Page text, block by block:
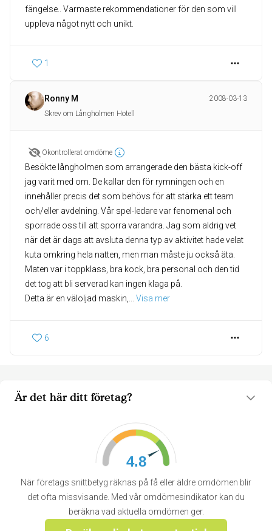
Är det här ditt företag?
4.8
När företags snittbetyg räknas på få eller äldre omdömen blir
det ofta missvisande. Med vår omdömesindikator kan du
beräkna vad aktuella omdömen ger.
fängelse.. Varmaste rekommendationer för den som vill
uppleva något nytt och unikt.
1
Ronny M
2008-03-13
Skrev om Långholmen Hotell
Okontrollerat omdöme
Besökte långholmen som arrangerade den bästa kick-off
jag varit med om. De kallar den för rymningen och en
innehåller precis det som behövs för att stärka ett team
och/eller avdelning. Vår spel-ledare var fenomenal och
sporrade oss till att sporra varandra. Jag som aldrig vet
när det är dags att avsluta denna typ av aktivitet hade velat
kuta omkring hela natten, men man måste ju också äta.
Maten var i toppklass, bra kock, bra personal och den tid
det tog att bli serverad kan ingen klaga på.
Detta är en väloljad maskin,
Visa mer
6